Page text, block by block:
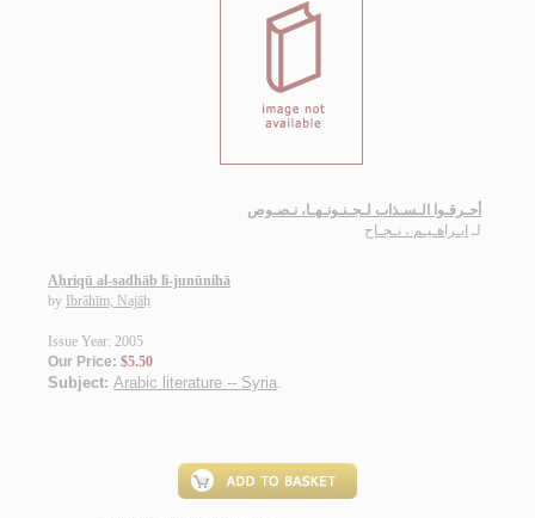
أحـرقـوا الـسـذاب لـجـنـونـهـا، نـصـوص
لـ ابـراهـيـم ، نـجـاح
Aḥriqū al-sadhāb li-junūnihā
by Ibrāhīm, Najāḥ
Issue Year: 2005
Our Price: $5.50
Subject: Arabic literature -- Syria.